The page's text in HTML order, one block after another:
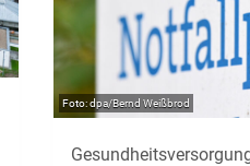
dpa/Bernd Weißbrod